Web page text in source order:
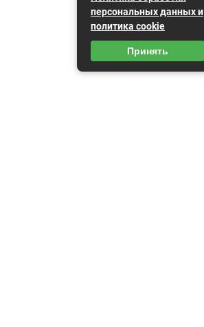
персональных данных и
политика cookie
Принять